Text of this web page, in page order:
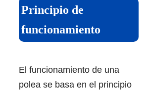
Principio de
funcionamiento
El funcionamiento de una
polea se basa en el principio